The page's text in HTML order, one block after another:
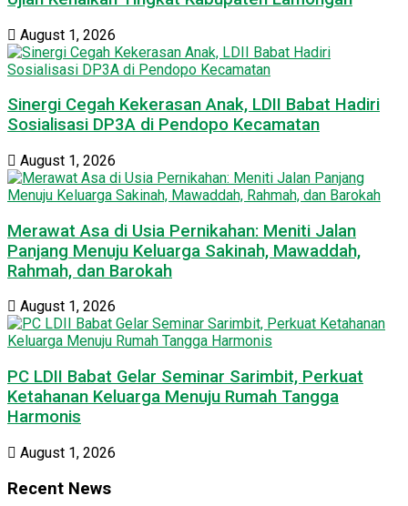
August 1, 2026
Sinergi Cegah Kekerasan Anak, LDII Babat Hadiri
Sosialisasi DP3A di Pendopo Kecamatan
August 1, 2026
Merawat Asa di Usia Pernikahan: Meniti Jalan
Panjang Menuju Keluarga Sakinah, Mawaddah,
Rahmah, dan Barokah
August 1, 2026
PC LDII Babat Gelar Seminar Sarimbit, Perkuat
Ketahanan Keluarga Menuju Rumah Tangga
Harmonis
August 1, 2026
Recent News